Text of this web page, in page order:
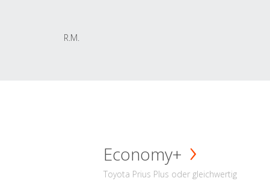
R.M.
Economy+
Toyota Prius Plus oder gleichwertig